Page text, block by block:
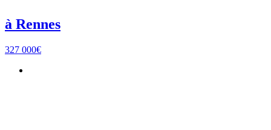
à Rennes
327 000€